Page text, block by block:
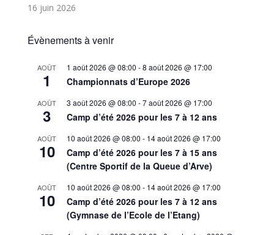
16 juin 2026
Évènements à venir
AOÛT
1
1 août 2026 @ 08:00 -8 août 2026 @ 17:00
Championnats d’Europe 2026
AOÛT
3
3 août 2026 @ 08:00 -7 août 2026 @ 17:00
Camp d’été 2026 pour les 7 à 12 ans
AOÛT
10
10 août 2026 @ 08:00 - 14 août 2026 @ 17:00
Camp d’été 2026 pour les 7 à 15 ans
(Centre Sportif de la Queue d’Arve)
AOÛT
10
10 août 2026 @ 08:00 - 14 août 2026 @ 17:00
Camp d’été 2026 pour les 7 à 12 ans
(Gymnase de l’Ecole de l’Etang)